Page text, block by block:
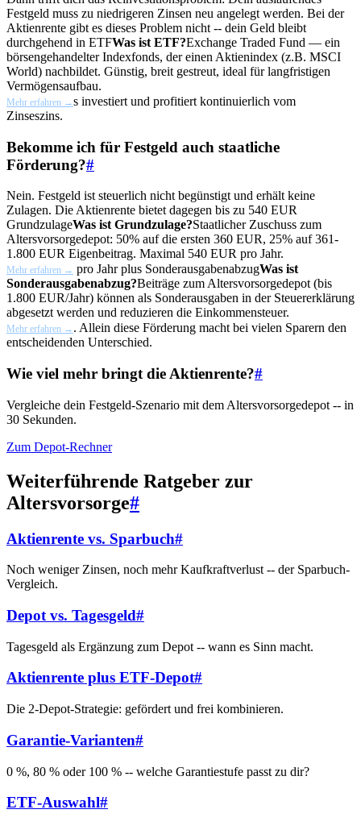
Festgeld muss zu niedrigeren Zinsen neu angelegt werden. Bei der
Aktienrente gibt es dieses Problem nicht -- dein Geld bleibt
durchgehend in ETFWas ist ETF?Exchange Traded Fund — ein
börsengehandelter Indexfonds, der einen Aktienindex (z.B. MSCI
World) nachbildet. Günstig, breit gestreut, ideal für langfristigen
Vermögensaufbau.
Mehr erfahren →s investiert und profitiert kontinuierlich vom
Zinseszins.
Bekomme ich für Festgeld auch staatliche
Förderung?#
Nein. Festgeld ist steuerlich nicht begünstigt und erhält keine
Zulagen. Die Aktienrente bietet dagegen bis zu 540 EUR
GrundzulageWas ist Grundzulage?Staatlicher Zuschuss zum
Altersvorsorgedepot: 50% auf die ersten 360 EUR, 25% auf 361-
1.800 EUR Eigenbeitrag. Maximal 540 EUR pro Jahr.
Mehr erfahren → pro Jahr plus SonderausgabenabzugWas ist
Sonderausgabenabzug?Beiträge zum Altersvorsorgedepot (bis
1.800 EUR/Jahr) können als Sonderausgaben in der Steuererklärung
abgesetzt werden und reduzieren die Einkommensteuer.
Mehr erfahren → . Allein diese Förderung macht bei vielen Sparern den
entscheidenden Unterschied.
Wie viel mehr bringt die Aktienrente?#
Vergleiche dein Festgeld-Szenario mit dem Altersvorsorgedepot -- in
30 Sekunden.
Zum Depot-Rechner
Weiterführende Ratgeber zur
Altersvorsorge#
Aktienrente vs. Sparbuch#
Noch weniger Zinsen, noch mehr Kaufkraftverlust -- der Sparbuch-
Vergleich.
Depot vs. Tagesgeld#
Tagesgeld als Ergänzung zum Depot -- wann es Sinn macht.
Aktienrente plus ETF-Depot#
Die 2-Depot-Strategie: gefördert und frei kombinieren.
Garantie-Varianten#
0 %, 80 % oder 100 % -- welche Garantiestufe passt zu dir?
ETF-Auswahl#